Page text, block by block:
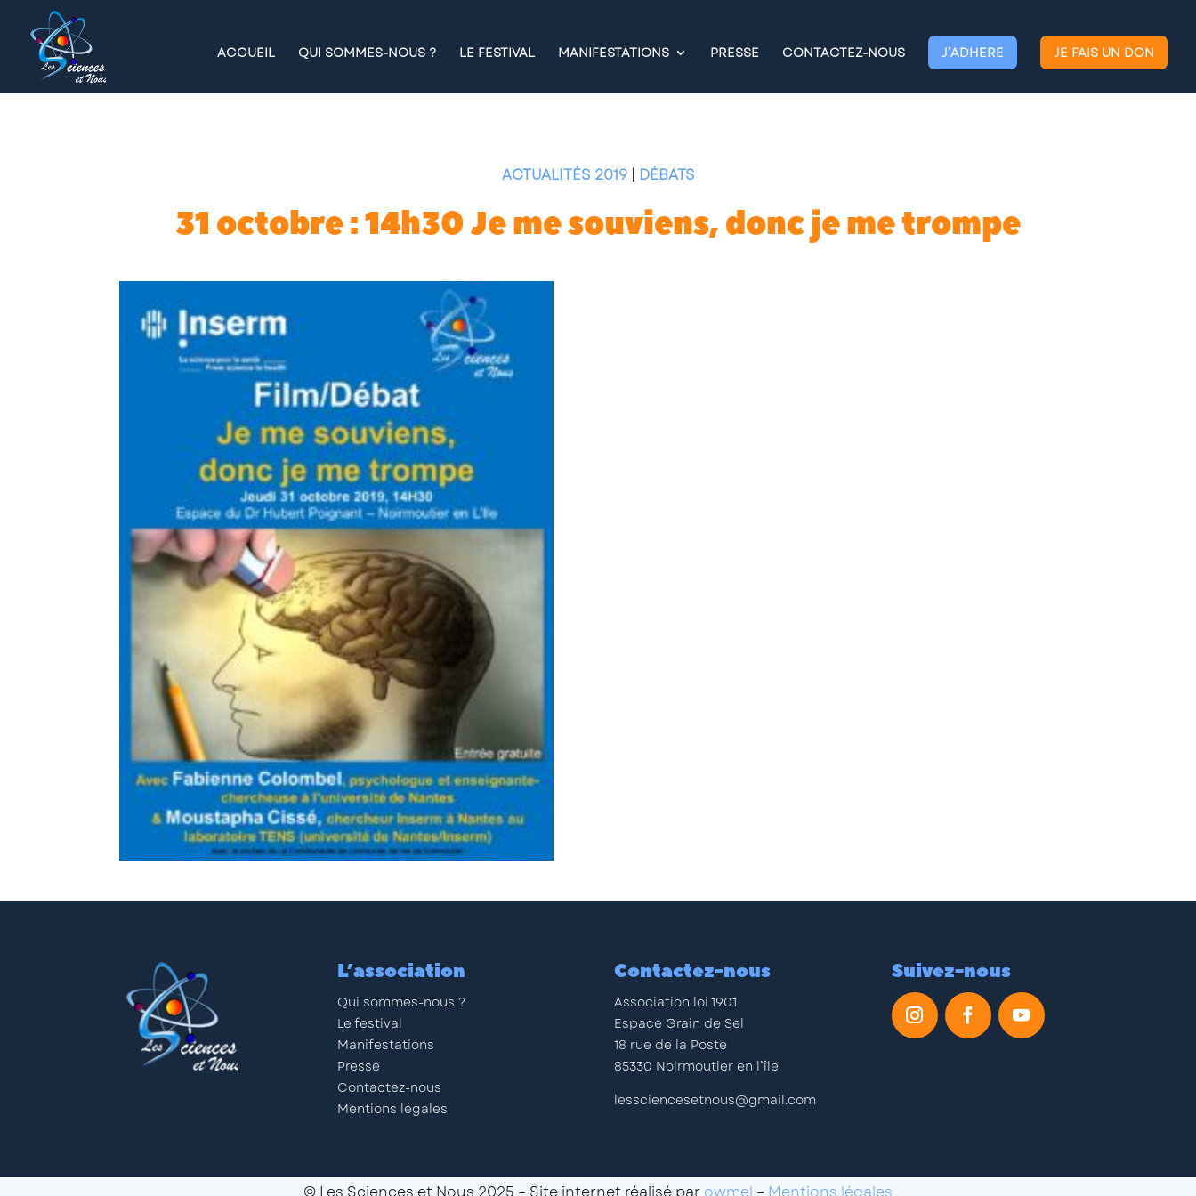
ACCUEIL QUI SOMMES-NOUS ? LE FESTIVAL MANIFESTATIONS PRESSE CONTACTEZ-NOUS J’ADHERE JE FAIS UN DON
ACTUALITÉS 2019| DÉBATS
31 octobre : 14h30 Je me souviens, donc je me trompe
L’association
Qui sommes-nous ?
Le festival
Manifestations
Presse
Contactez-nous
Mentions légales
Contactez-nous
Association loi 1901
Espace Grain de Sel
18 rue de la Poste
85330 Noirmoutier en l’île
lessciencesetnous@gmail.com
Suivez-nous
© Les Sciences et Nous 2025 – Site internet réalisé par owmel – Mentions légales